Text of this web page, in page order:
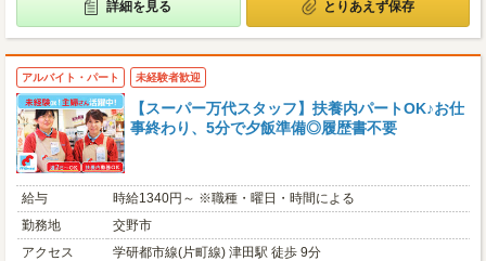
詳細を見る とりあえず保存
アルバイト・パート 未経験者歓迎
【スーパー万代スタッフ】扶養内パートOK♪お仕
事終わり、5分で夕飯準備◎履歴書不要
給与
時給1340円～ ※職種・曜日・時間による
勤務地
交野市
アクセス
学研都市線(片町線) 津田駅 徒歩 9分